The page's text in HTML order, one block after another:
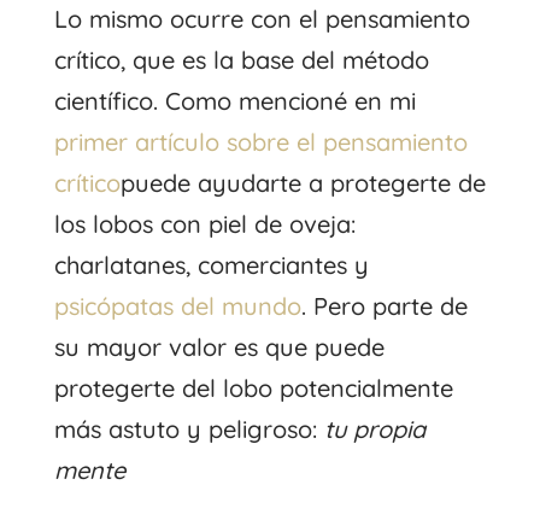
Lo mismo ocurre con el pensamiento
crítico, que es la base del método
científico. Como mencioné en mi
primer artículo sobre el pensamiento
críticopuede ayudarte a protegerte de
los lobos con piel de oveja:
charlatanes, comerciantes y
psicópatas del mundo. Pero parte de
su mayor valor es que puede
protegerte del lobo potencialmente
más astuto y peligroso: tu propia
mente